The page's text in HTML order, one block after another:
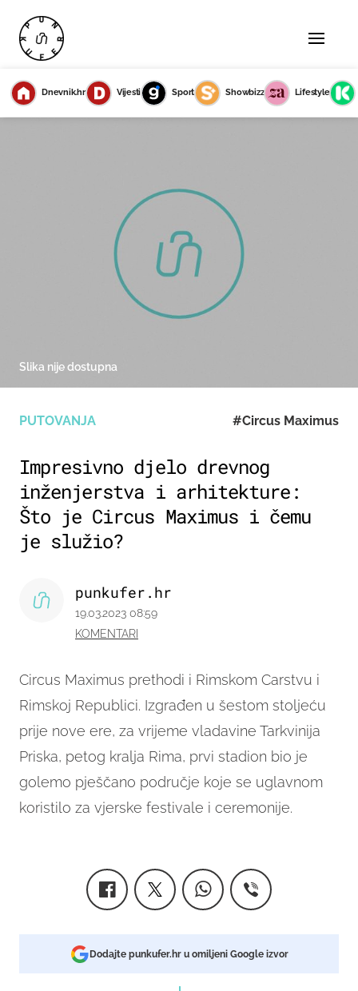
Dnevnik.hr Vijesti Sport Showbizz Lifestyle
PUTOVANJA #Circus Maximus
Impresivno djelo drevnog
inženjerstva i arhitekture:
Što je Circus Maximus i čemu
je služio?
Circus Maximus prethodi i Rimskom Carstvu i
Rimskoj Republici. Izgrađen u šestom stoljeću
prije nove ere, za vrijeme vladavine Tarkvinija
Priska, petog kralja Rima, prvi stadion bio je
golemo pješčano područje koje se uglavnom
koristilo za vjerske festivale i ceremonije.
punkufer.hr
19.03.2023 08:59
KOMENTARI
Slika nije dostupna
Dodajte punkufer.hr u omiljeni Google izvor